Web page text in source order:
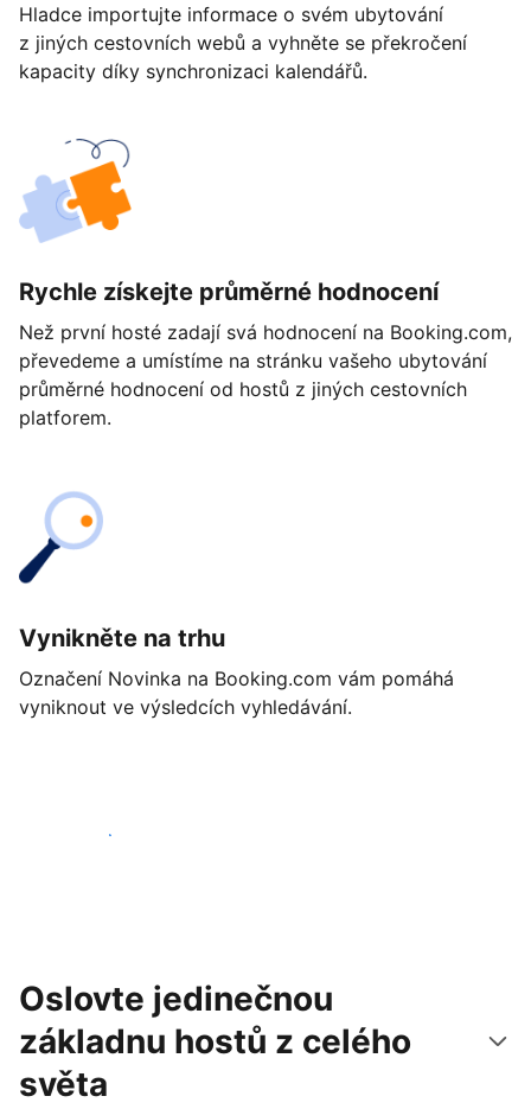
Hladce importujte informace o svém ubytování
z jiných cestovních webů a vyhněte se překročení
kapacity díky synchronizaci kalendářů.
Rychle získejte průměrné hodnocení
Než první hosté zadají svá hodnocení na Booking.com,
převedeme a umístíme na stránku vašeho ubytování
průměrné hodnocení od hostů z jiných cestovních
platforem.
Vynikněte na trhu
Označení Novinka na Booking.com vám pomáhá
vyniknout ve výsledcích vyhledávání.
Začít ještě dnes
Oslovte jedinečnou
základnu hostů z celého
světa